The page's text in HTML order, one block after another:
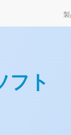
フト